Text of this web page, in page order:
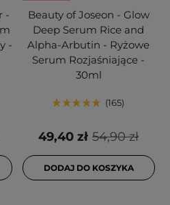
-
-
Beauty of Joseon - Glow
Deep Serum Rice and
Alpha-Arbutin - Ryżowe
Serum Rozjaśniające -
30ml
165
54,90 zł
49,40 zł
DODAJ DO KOSZYKA